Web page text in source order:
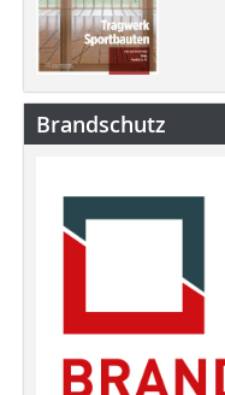
Brandschutz